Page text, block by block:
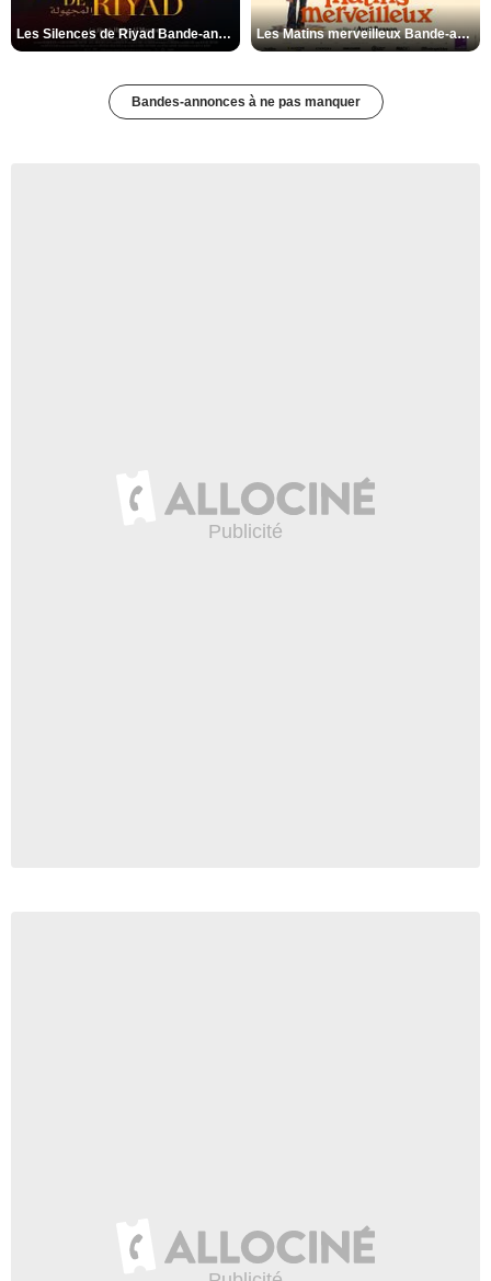
Les Silences de Riyad Bande-annonce VO STFR Les Matins merveilleux Bande-annonce VF
Bandes-annonces à ne pas manquer